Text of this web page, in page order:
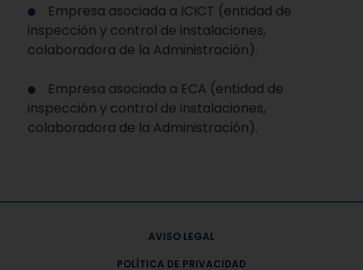
Empresa asociada a ICICT (entidad de
inspección y control de instalaciones,
colaboradora de la Administración).
Empresa asociada a ECA (entidad de
inspección y control de instalaciones,
colaboradora de la Administración).
AVISO LEGAL
POLÍTICA DE PRIVACIDAD